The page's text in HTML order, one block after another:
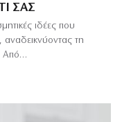
ΣΑΣ
ιδέες που
τη
Από…